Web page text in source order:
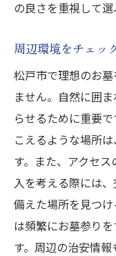
の良さを重視して選
周辺環境をチェッ
松戸市で理想のお
ません。自然に囲
らせるために重要
こえるような場所
す。また、アクセ
入を考える際には
備えた場所を見つ
は頻繁にお墓参り
す。周辺の治安情